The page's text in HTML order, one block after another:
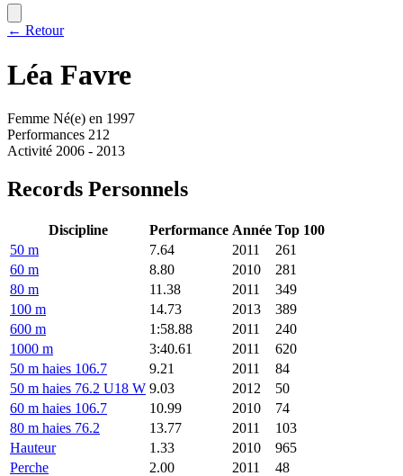
← Retour
Léa Favre
Femme Né(e) en 1997
Performances 212
Activité 2006 - 2013
Records Personnels
Discipline Performance Année Top 100
50 m
7.64 2011
261
60 m
8.80 2010
281
80 m
11.38 2011
349
100 m
14.73 2013
389
600 m
1:58.88 2011
240
1000 m
3:40.61 2011
620
50 m haies 106.7
9.21 2011
84
50 m haies 76.2 U18 W 9.03 2012
50
60 m haies 106.7
10.99 2010
74
80 m haies 76.2
13.77 2011
103
Hauteur
1.33 2010
965
Perche
2.00 2011
48